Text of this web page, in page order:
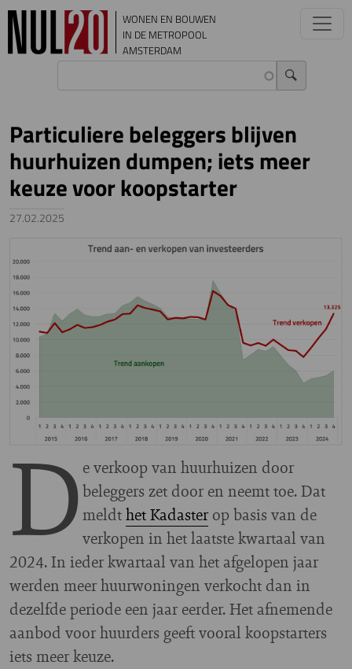
Overslaan en naar de inhoud gaan
WONEN EN BOUWEN
IN DE METROPOOL
AMSTERDAM
Particuliere beleggers blijven
huurhuizen dumpen; iets meer
keuze voor koopstarter
27.02.2025
D e verkoop van huurhuizen door
beleggers zet door en neemt toe. Dat
meldthet Kadasterop basis van de
verkopen in het laatste kwartaal van
2024. In ieder kwartaal van het afgelopen jaar
werden meer huurwoningen verkocht dan in
dezelfde periode een jaar eerder. Het afnemende
aanbod voor huurders geeft vooral koopstarters
iets meer keuze.